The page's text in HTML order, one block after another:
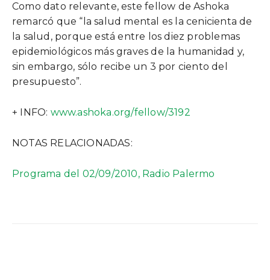
Como dato relevante, este fellow de Ashoka
remarcó que “la salud mental es la cenicienta de
la salud, porque está entre los diez problemas
epidemiológicos más graves de la humanidad y,
sin embargo, sólo recibe un 3 por ciento del
presupuesto”.
+ INFO: www.ashoka.org/fellow/3192
NOTAS RELACIONADAS:
Programa del 02/09/2010, Radio Palermo